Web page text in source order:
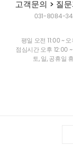
고객문의 > 질
031-8084-
평일 오전 11:00 ~
점심시간 오후 12:00
토, 일, 공휴일